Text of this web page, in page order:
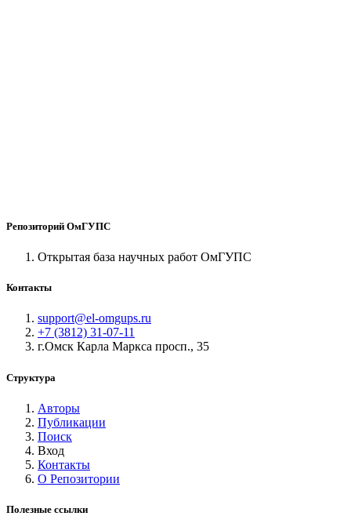
Репозиторий ОмГУПС
Открытая база научных работ ОмГУПС
Контакты
support@el-omgups.ru
+7 (3812) 31-07-11
г.Омск Карла Маркса просп., 35
Структура
Авторы
Публикации
Поиск
Вход
Контакты
О Репозитории
Полезные ссылки